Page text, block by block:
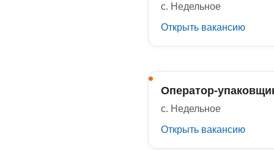
с. Недельное
Открыть вакансию
Оператор-
с. Недельное
Открыть вакансию